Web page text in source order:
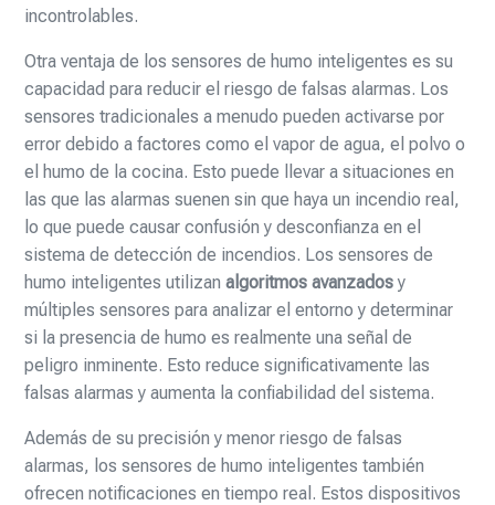
incontrolables.
Otra ventaja de los sensores de humo inteligentes es su
capacidad para reducir el riesgo de falsas alarmas. Los
sensores tradicionales a menudo pueden activarse por
error debido a factores como el vapor de agua, el polvo o
el humo de la cocina. Esto puede llevar a situaciones en
las que las alarmas suenen sin que haya un incendio real,
lo que puede causar confusión y desconfianza en el
sistema de detección de incendios. Los sensores de
humo inteligentes utilizanalgoritmos avanzados y
múltiples sensores para analizar el entorno y determinar
si la presencia de humo es realmente una señal de
peligro inminente. Esto reduce significativamente las
falsas alarmas y aumenta la confiabilidad del sistema.
Además de su precisión y menor riesgo de falsas
alarmas, los sensores de humo inteligentes también
ofrecen notificaciones en tiempo real. Estos dispositivos